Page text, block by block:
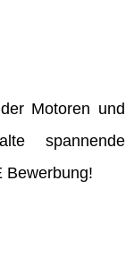
Motoren und
spannende
Bewerbung!